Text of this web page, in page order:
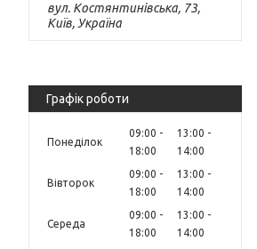
вул. Костянтинівська, 73,
Київ, Україна
Графік роботи
Понеділок
09:00
18:00
13:00
14:00
Вівторок
09:00
18:00
13:00
14:00
Середа
09:00
18:00
13:00
14:00